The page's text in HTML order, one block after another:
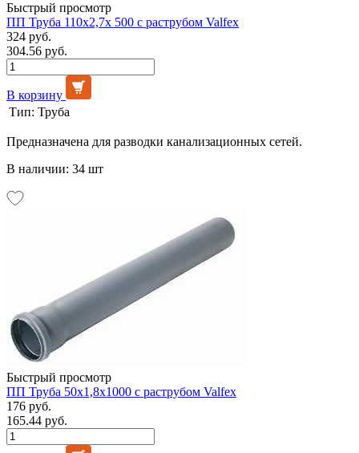
Быстрый просмотр
ПП Труба 110х2,7х 500 с раструбом Valfex
324 руб.
304.56 руб.
В корзину
Тип: Труба
Предназначена для разводки канализационных сетей.
В наличии: 34 шт
Быстрый просмотр
ПП Труба 50х1,8х1000 с раструбом Valfex
176 руб.
165.44 руб.